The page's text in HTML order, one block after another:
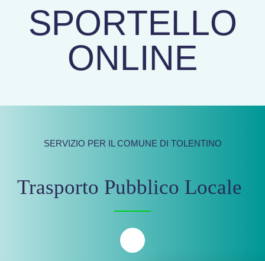
SPORTELLO
ONLINE
SERVIZIO PER IL COMUNE DI TOLENTINO
Trasporto Pubblico Locale